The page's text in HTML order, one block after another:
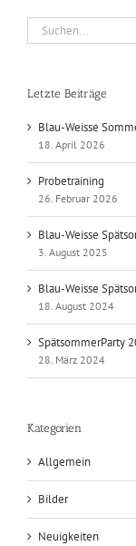
Suche
nach:
Letzte Beiträge
Blau-Weisse
18. April 2026
Probetraining
26. Februar 2026
Blau-Weisse
3. August 2025
Blau-Weisse
18. August 2024
SpätsommerParty
28. März 2024
Kategorien
Allgemein
Bilder
Neuigkeiten